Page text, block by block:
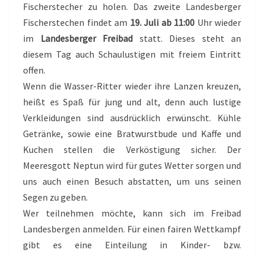
Fischerstecher zu holen. Das zweite Landesberger
Fischerstechen findet am 19. Juli ab 11:00 Uhr wieder
im Landesberger Freibad statt. Dieses steht an
diesem Tag auch Schaulustigen mit freiem Eintritt
offen.
Wenn die Wasser-Ritter wieder ihre Lanzen kreuzen,
heißt es Spaß für jung und alt, denn auch lustige
Verkleidungen sind ausdrücklich erwünscht. Kühle
Getränke, sowie eine Bratwurstbude und Kaffe und
Kuchen stellen die Verköstigung sicher. Der
Meeresgott Neptun wird für gutes Wetter sorgen und
uns auch einen Besuch abstatten, um uns seinen
Segen zu geben.
Wer teilnehmen möchte, kann sich im Freibad
Landesbergen anmelden. Für einen fairen Wettkampf
gibt es eine Einteilung in Kinder- bzw.